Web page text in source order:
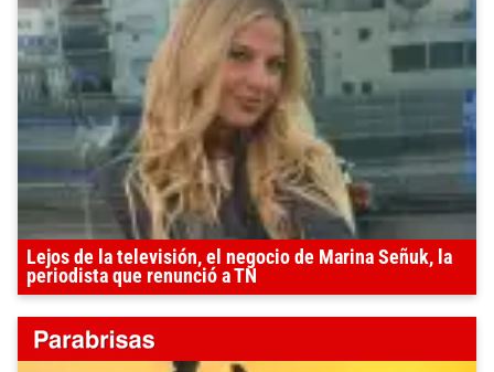
Lejos de la televisión, el negocio de Marina Señuk, la
periodista que renunció a TN